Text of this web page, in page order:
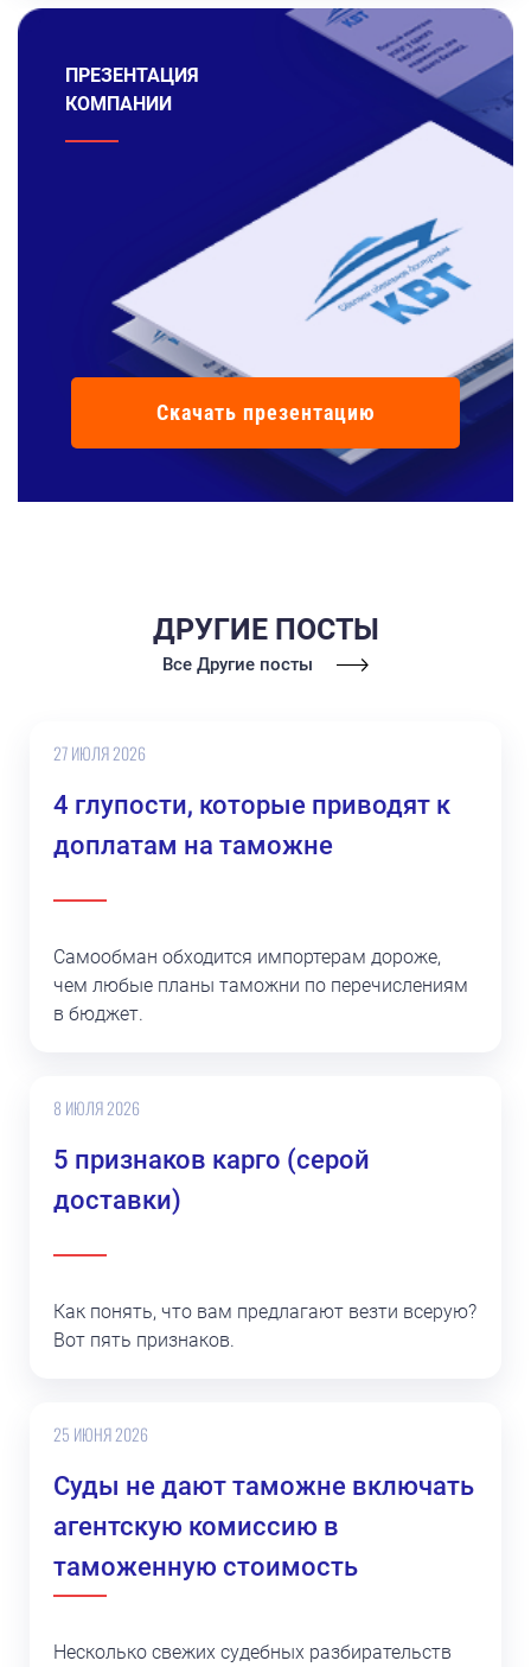
ПРЕЗЕНТАЦИЯ
КОМПАНИИ
Скачать презентацию
ДРУГИЕ ПОСТЫ
Все Другие посты
27 ИЮЛЯ 2026
4 глупости, которые приводят к
доплатам на таможне
Самообман обходится импортерам дороже,
чем любые планы таможни по перечислениям
в бюджет.
8 ИЮЛЯ 2026
5 признаков карго (серой
доставки)
Как понять, что вам предлагают везти всерую?
Вот пять признаков.
25 ИЮНЯ 2026
Суды не дают таможне включать
агентскую комиссию в
таможенную стоимость
Несколько свежих судебных разбирательств